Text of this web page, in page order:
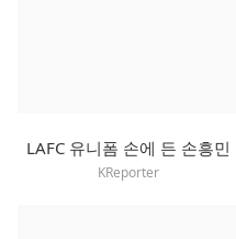
LAFC 유니폼 손에 든 손흥민
KReporter